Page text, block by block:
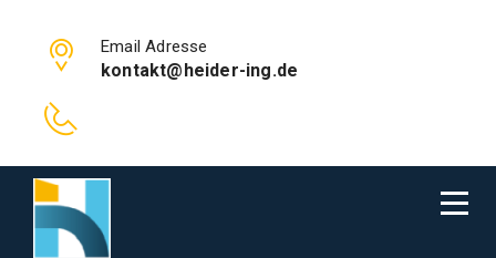
Email Adresse
kontakt@heider-ing.de